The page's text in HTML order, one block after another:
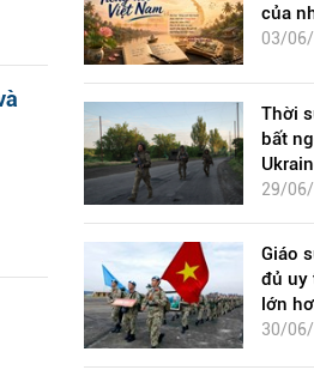
của
03/
Thời
bất
29/06/
Giáo
đủ uy
lớn
30/06/